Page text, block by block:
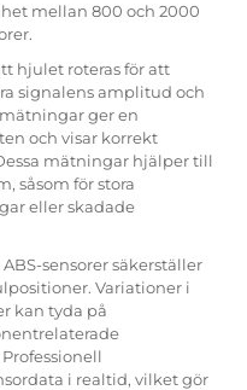
mellan 800 och 2000
hjulet roteras för att
signalens amplitud och
ger en
och visar korrekt
mätningar hjälper till
såsom för stora
eller skadade
sensorer säkerställer
Variationer i
kan tyda på
i realtid, vilket gör